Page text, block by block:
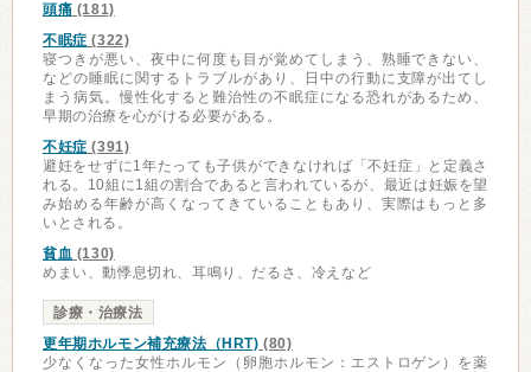
頭痛 (181)
不眠症 (322)
寝つきが悪い、夜中に何度も目が覚めてしまう、熟睡できない、
などの睡眠に関するトラブルがあり、日中の行動に支障が出てし
まう病気。慢性化すると難治性の不眠症になる恐れがあるため、
早期の治療を心がける必要がある。
不妊症 (391)
避妊をせずに1年たっても子供ができなければ「不妊症」と定義さ
れる。10組に1組の割合であると言われているが、最近は妊娠を望
み始める年齢が高くなってきていることもあり、実際はもっと多
いとされる。
貧血 (130)
めまい、動悸息切れ、耳鳴り、だるさ、冷えなど
診療・治療法
更年期ホルモン補充療法（HRT) (80)
少なくなった女性ホルモン（卵胞ホルモン：エストロゲン）を薬